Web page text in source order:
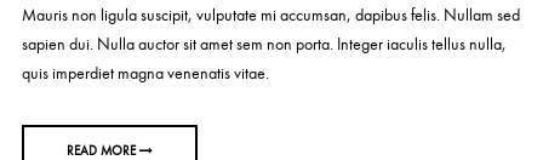
Mauris non ligula suscipit, vulputate mi accumsan, dapibus felis. Nullam sed
sapien dui. Nulla auctor sit amet sem non porta. Integer iaculis tellus nulla,
quis imperdiet magna venenatis vitae.
READ MORE